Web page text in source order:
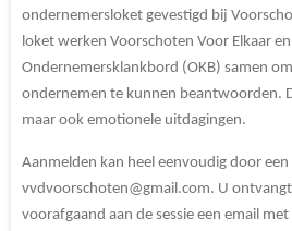
ondernemersloket gevestigd bij
loket werken Voorschoten Voor Elkaar
Ondernemersklankbord (OKB) samen
ondernemen te kunnen beantwoorden.
maar ook emotionele uitdagingen.
Aanmelden kan heel eenvoudig door
vvdvoorschoten@gmail.com. U
voorafgaand aan de sessie een email